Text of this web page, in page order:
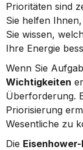
Prioritäten sind
Sie helfen
Sie wissen,
Ihre Energie
Wenn Sie
Wichtigkeiten
Überforderung.
Priorisierung
Wesentliche zu
Die